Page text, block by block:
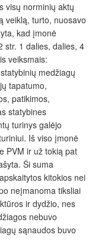
visų norminių aktų
veiklą, turto, nuosavo
kad įmonė
str. 1 dalies, dalies, 4
veiksmais:
medžiagų
tapatumo,
patikimos,
statybines
turinys galėjo
Iš viso įmonė
PVM ir už tokią pat
Ši suma
kitokios nei
neįmanoma tiksliai
ir dydžio, nes
nebuvo
sąnaudos buvo